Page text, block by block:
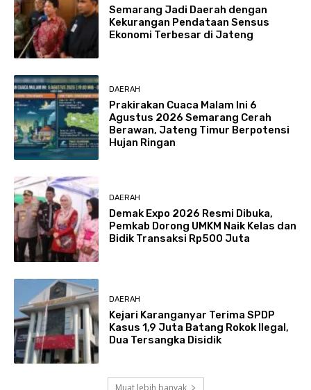
Semarang Jadi Daerah dengan
Kekurangan Pendataan Sensus
Ekonomi Terbesar di Jateng
DAERAH
Prakirakan Cuaca Malam Ini 6
Agustus 2026 Semarang Cerah
Berawan, Jateng Timur Berpotensi
Hujan Ringan
DAERAH
Demak Expo 2026 Resmi Dibuka,
Pemkab Dorong UMKM Naik Kelas dan
Bidik Transaksi Rp500 Juta
DAERAH
Kejari Karanganyar Terima SPDP
Kasus 1,9 Juta Batang Rokok Ilegal,
Dua Tersangka Disidik
Muat lebih banyak